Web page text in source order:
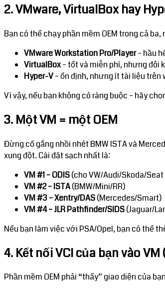
2. VMware, VirtualBox hay
Bạn có thể chạy phần mềm OEM trong cả
VMware Workstation Pro/Player– hầu
VirtualBox– tốt và miễn phí, nhưng đôi
Hyper-V– ổn định, nhưng ít tài liệu trên
Vì vậy, nếu bạn không có ràng buộc – hãy
3. Một VM = một OEM
Đừng cố gắng nhồi nhét BMW ISTA và
xung đột. Cài đặt sạch nhất là:
VM #1 – ODIS(cho VW/Audi/Skoda/Seat
VM #2 – ISTA(BMW/Mini/RR)
VM #3 – Xentry/DAS(Mercedes/Smart)
VM #4 – JLR Pathfinder/SIDS(Jaguar/
Nếu bạn làm việc với PSA/Opel, bạn có thể
4. Kết nối VCI của bạn vào VM
Phần mềm OEM phải “thấy” giao diện của